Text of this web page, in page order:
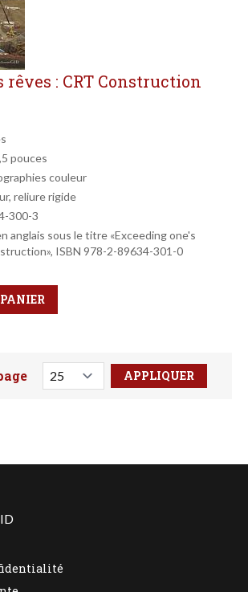
rêves : CRT Construction
pouces
couleur
reliure rigide
300-3
anglais sous le titre «Exceeding one's
ISBN 978-2-89634-301-0
recherche ici